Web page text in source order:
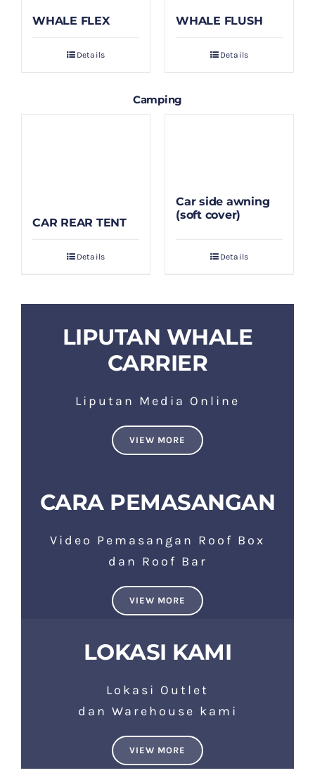
WHALE FLEX
Details
WHALE FLUSH
Details
Camping
CAR REAR TENT
Details
Car side awning
(soft cover)
Details
LIPUTAN WHALE
CARRIER
Liputan Media Online
VIEW MORE
CARA PEMASANGAN
Video Pemasangan Roof Box
dan Roof Bar
VIEW MORE
LOKASI KAMI
Lokasi Outlet
dan Warehouse kami
VIEW MORE